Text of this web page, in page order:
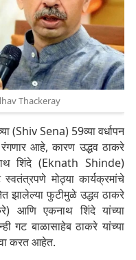
Thackeray
(Shiv Sena) 59व्या वर्धापन
रंगणार आहे, कारण उद्धव ठाकरे
शिंदे (Eknath Shinde)
स्वतंत्रपणे मोठ्या कार्यक्रमांचे
फुटीमुळे उद्धव ठाकरे
आणि एकनाथ शिंदे यांच्या
गट बाळासाहेब ठाकरे यांच्या
करत आहेत.